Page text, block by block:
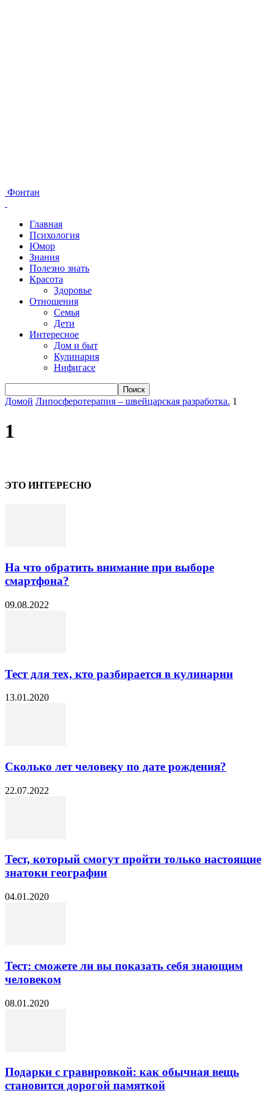
Фонтан
Главная
Психология
Юмор
Знания
Полезно знать
Красота
Здоровье
Отношения
Семья
Дети
Интересное
Дом и быт
Кулинария
Нифигасе
Домой Липосферотерапия – швейцарская разработка. 1
1
ЭТО ИНТЕРЕСНО
На что обратить внимание при выборе
смартфона?
09.08.2022
Тест для тех, кто разбирается в кулинарии
13.01.2020
Сколько лет человеку по дате рождения?
22.07.2022
Тест, который смогут пройти только настоящие
знатоки географии
04.01.2020
Тест: сможете ли вы показать себя знающим
человеком
08.01.2020
Подарки с гравировкой: как обычная вещь
становится дорогой памяткой